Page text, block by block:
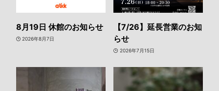
8月19日 休館のお知らせ
2026年8月7日
【7/26】延長営業のお知
らせ
2026年7月15日